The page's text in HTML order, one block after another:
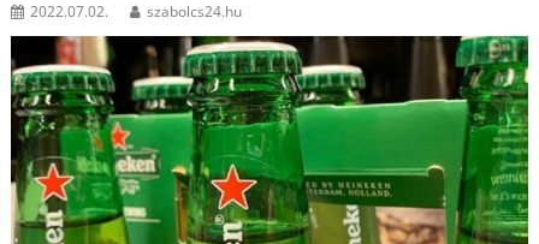
2022.07.02. szabolcs24.hu